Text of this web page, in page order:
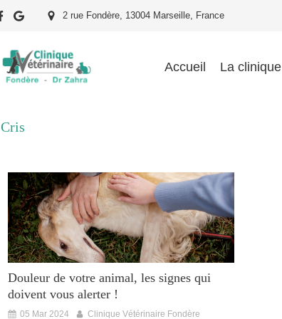
2 rue Fondère, 13004 Marseille, France
Accueil La clinique
Cris
Douleur de votre animal, les signes qui
doivent vous alerter !
05 Mar 2024
Clinique Vétérinaire Fondère